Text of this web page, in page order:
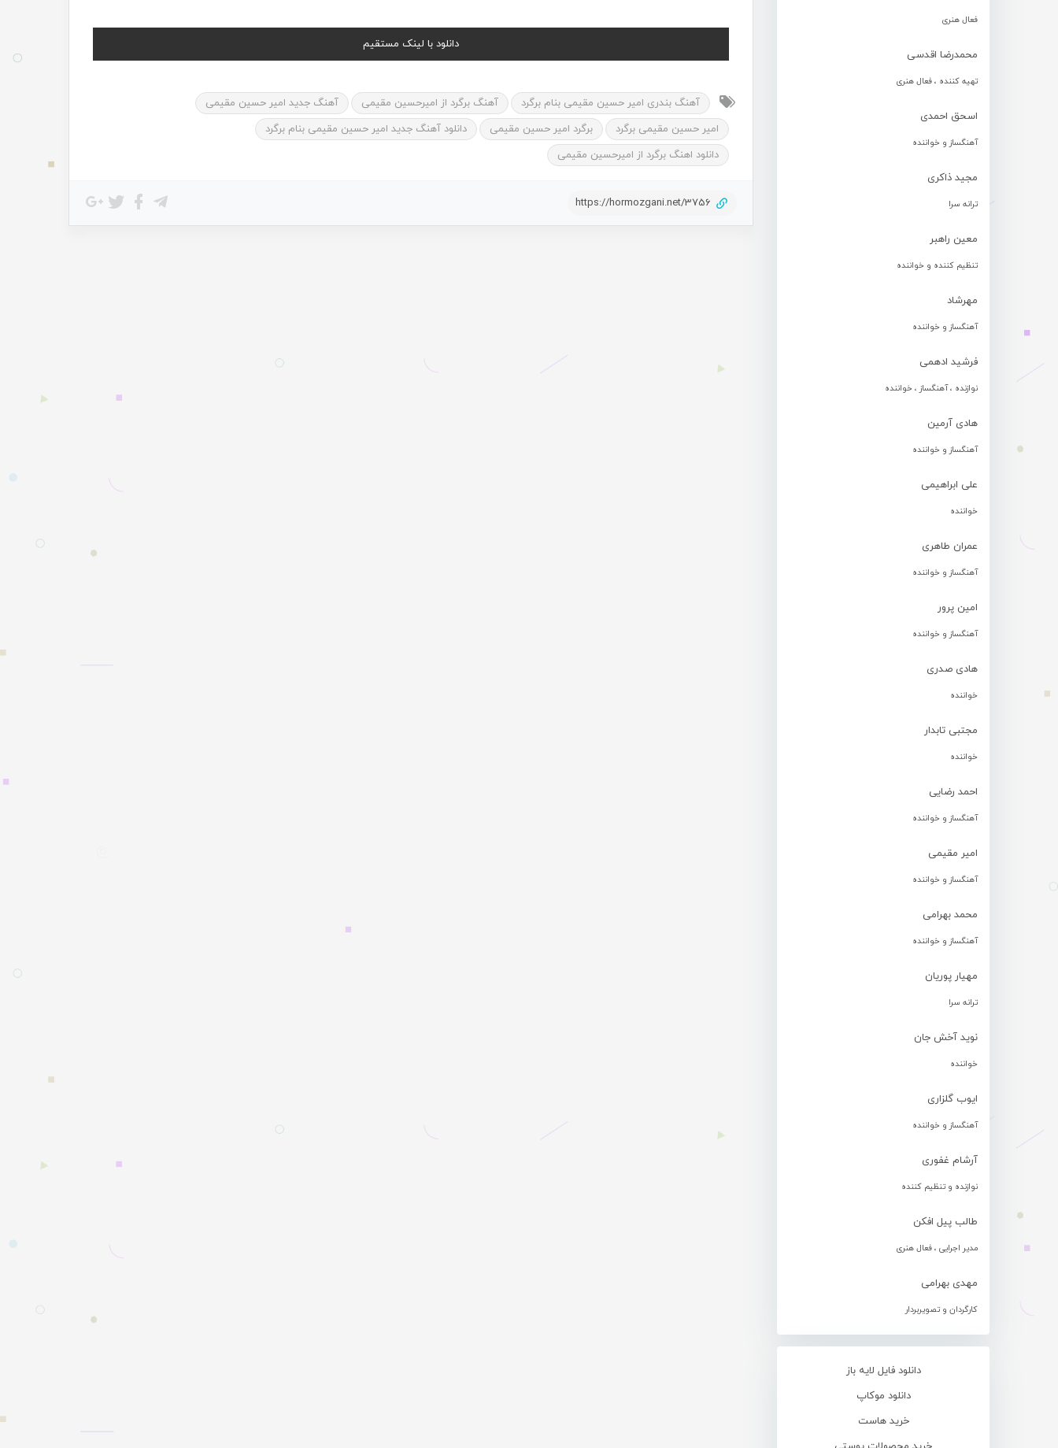
فعال هنری
محمدرضا اقدسی
تهیه کننده ، فعال هنری
اسحق احمدی
آهنگساز و خواننده
مجید ذاکری
ترانه سرا
معین راهبر
تنظیم کننده و خواننده
مهرشاد
آهنگساز و خواننده
فرشید ادهمی
نوازنده ، آهنگساز ، خواننده
هادی آرمین
آهنگساز و خواننده
علی ابراهیمی
خواننده
عمران طاهری
آهنگساز و خواننده
امین پرور
آهنگساز و خواننده
هادی صدری
خواننده
مجتبی تابدار
خواننده
احمد رضایی
آهنگساز و خواننده
امیر مقیمی
آهنگساز و خواننده
محمد بهرامی
آهنگساز و خواننده
مهیار پوریان
ترانه سرا
نوید آخش جان
خواننده
ایوب گلزاری
آهنگساز و خواننده
آرشام غفوری
نوازنده و تنظیم کننده
طالب پیل افکن
مدیر اجرایی ، فعال هنری
مهدی بهرامی
کارگردان و تصویربردار
دانلود فایل لایه باز
دانلود موکاپ
خرید هاست
دانلود با لینک مستقیم
آهنگ بندری امیر حسین مقیمی بنام برگرد آهنگ برگرد از امیرحسین مقیمی
آهنگ جدید امیر حسین مقیمی
امیر حسین مقیمی برگرد
برگرد امیر حسین مقیمی
دانلود آهنگ جدید امیر حسین مقیمی بنام برگرد
دانلود اهنگ برگرد از امیرحسین مقیمی
https://hormozgani.net/3756